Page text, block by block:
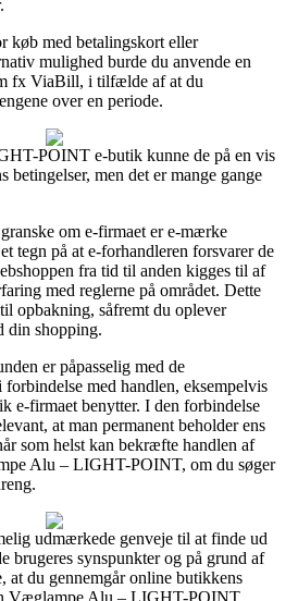
køb med betalingskort eller
mulighed burde du anvende en
fx ViaBill, i tilfælde af at du
over en periode.
POINT e-butik kunne de på en vis
betingelser, men det er mange gange
om e-firmaet er e-mærke
tegn på at e-forhandleren forsvarer de
fra tid til anden kigges til af
med reglerne på området. Dette
opbakning, såfremt du oplever
din shopping.
er påpasselig med de
med handlen, eksempelvis
e-firmaet benytter. I den forbindelse
at man permanent beholder ens
som helst kan bekræfte handlen af
Alu – LIGHT-POINT, om du søger
udmærkede genveje til at finde ud
brugeres synspunkter og på grund af
at du gennemgår online butikkens
Væglampe Alu – LIGHT-POINT